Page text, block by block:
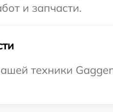
и запчасти.
техники